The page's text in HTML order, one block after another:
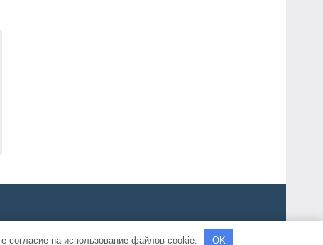
согласие на использование файлов cookie. OK